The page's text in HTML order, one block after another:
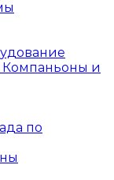
Компаньоны и
по